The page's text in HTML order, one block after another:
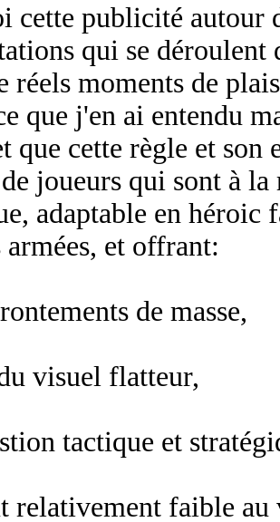
cette publicité autour
qui se
réels moments de
que j'en ai entendu
que cette règle et son
joueurs qui sont à
adaptable en héroic
armées, et offrant:
de masse,
visuel flatteur,
tactique et
relativement faible